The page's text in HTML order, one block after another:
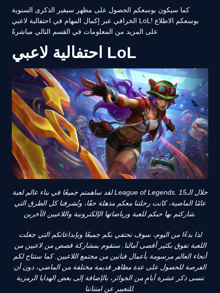
كما سيكون بوسعكم الحصول على مظهر سيفير الذكرى السنوية
الخرافي عبر إكمال المهام في احتفالية لاعبي LoL! بوسعكم الاطلاع
على المزيد من المعلومات في القسم التالي مباشرةً
احتفالية لاعبي LoL
لقد ساهمتم جميعًا في بناء عالم لعبة League of Legends. خلال الـ15
عامًا الماضية، كانت رحلتنا معكم مذهلة حقًا، وتُشرفنا كل الطرق التي
لذا بدءًا من اليوم، سوف نحتفي بكم جميعًا وبإبداعاتكم التي جعلت
اللعبة تفوق بكثير أقصى آمالنا. سنقوم بمشاركة قصص من لاعبين من
أنحاء العالم مرسومة بأعمال فنانين من مجتمع اللاعبين. كما ستتاح لكم
الفرصة للحصول على عدة مظاهر قديمة مختلفة من الماضي، دون أن
ننسى ذكر عشرة أيامٍ من الجوائز، بالإضافة إلى بعض الهدايا الرمزية
للتعبير عن امتناننا.